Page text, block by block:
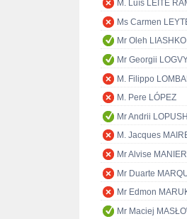
M. Luís LEITE
Ms Carmen
Mr Oleh LIASHKO
Mr Georgii
M. Filippo
M. Pere LÓPEZ
Mr Andrii
M. Jacques
Mr Alvise
Mr Duarte
Mr Edmon
Mr Maciej